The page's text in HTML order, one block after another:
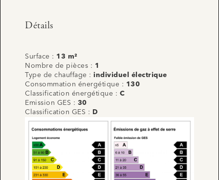
Détails
Surface : 13 m²
Nombre de pièces : 1
Type de chauffage : individuel électrique
Consommation énergétique : 130
Classification énergétique : C
Emission GES : 30
Classification GES :
D